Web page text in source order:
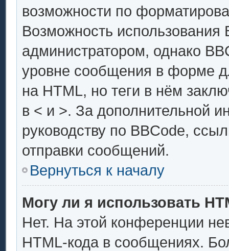
возможности по
Возможность использования
администратором, однако
уровне сообщения в форме
на HTML, но теги в нём
в < и >. За дополнительной
руководству по BBCode,
отправки сообщений.
Вернуться к началу
Могу ли я использовать
Нет. На этой конференции
HTML-кода в сообщениях.